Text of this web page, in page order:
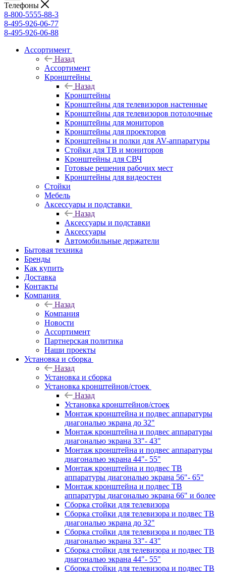
Телефоны
8-800-5555-88-3
8-495-926-06-77
8-495-926-06-88
Ассортимент
Назад
Ассортимент
Кронштейны
Назад
Кронштейны
Кронштейны для телевизоров настенные
Кронштейны для телевизоров потолочные
Кронштейны для мониторов
Кронштейны для проекторов
Кронштейны и полки для AV-аппаратуры
Стойки для ТВ и мониторов
Кронштейны для СВЧ
Готовые решения рабочих мест
Кронштейны для видеостен
Стойки
Мебель
Аксессуары и подставки
Назад
Аксессуары и подставки
Аксессуары
Автомобильные держатели
Бытовая техника
Бренды
Как купить
Доставка
Контакты
Компания
Назад
Компания
Новости
Ассортимент
Партнерская политика
Наши проекты
Установка и сборка
Назад
Установка и сборка
Установка кронштейнов/стоек
Назад
Установка кронштейнов/стоек
Монтаж кронштейна и подвес аппаратуры
диагональю экрана до 32"
Монтаж кронштейна и подвес аппаратуры
диагональю экрана 33"- 43"
Монтаж кронштейна и подвес аппаратуры
диагональю экрана 44"- 55"
Монтаж кронштейна и подвес ТВ
аппаратуры диагональю экрана 56"- 65"
Монтаж кронштейна и подвес ТВ
аппаратуры диагональю экрана 66" и более
Сборка стойки для телевизора
Сборка стойки для телевизора и подвес ТВ
диагональю экрана до 32"
Сборка стойки для телевизора и подвес ТВ
диагональю экрана 33"- 43"
Сборка стойки для телевизора и подвес ТВ
диагональю экрана 44"- 55"
Сборка стойки для телевизора и подвес ТВ